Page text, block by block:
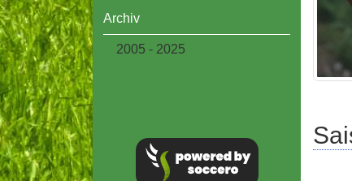
Archiv
2005 - 2025